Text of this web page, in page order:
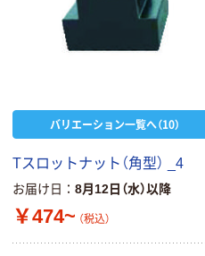
バリエーション一覧へ（10）
Tスロットナット（角型） _4
お届け日 8月12日（水）以降
￥474~ （税込）